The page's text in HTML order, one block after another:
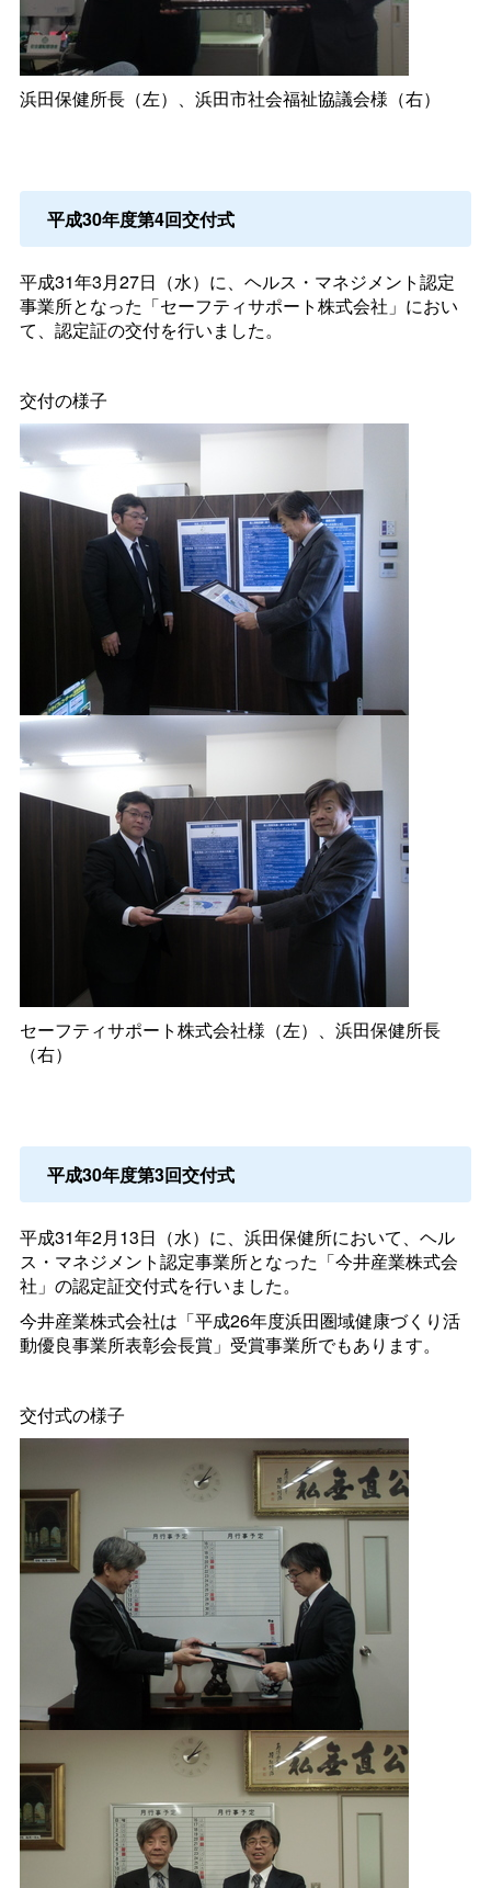
浜田保健所長（左）、浜田市社会福祉協議会様（右）
平成30年度第4回交付式
平成31年3月27日（水）に、ヘルス・マネジメント認定
事業所となった「セーフティサポート株式会社」におい
て、認定証の交付を行いました。
交付の様子
セーフティサポート株式会社様（左）、浜田保健所長
（右）
平成30年度第3回交付式
平成31年2月13日（水）に、浜田保健所において、ヘル
ス・マネジメント認定事業所となった「今井産業株式会
社」の認定証交付式を行いました。
今井産業株式会社は「平成26年度浜田圏域健康づくり活
動優良事業所表彰会長賞」受賞事業所でもあります。
交付式の様子